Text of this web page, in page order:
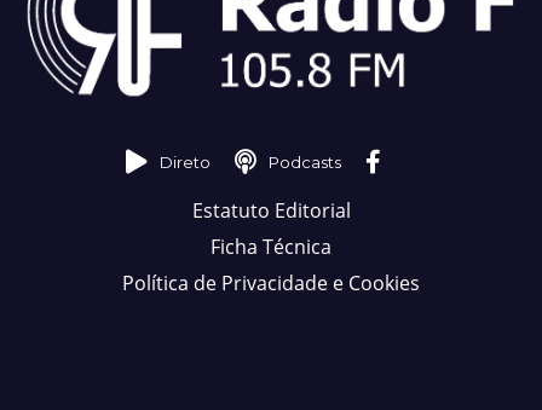
Direto Podcasts
Estatuto Editorial
Ficha Técnica
Política de Privacidade e Cookies